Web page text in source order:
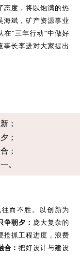
态度，将以饱满的热
海斌，矿产资源事业
在“三年行动”中做好
事长李进对大家提出
；
；
；
。
而不胜。以创新为
争朝夕： 庞大复杂的
抢抓工程进度，浪费
合：把好设计与建设